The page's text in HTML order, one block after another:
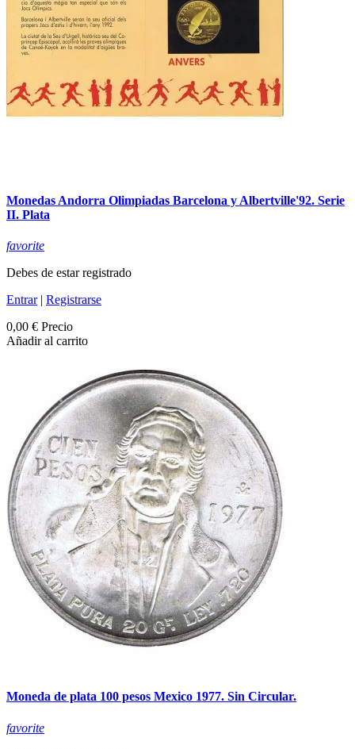
Monedas Andorra Olimpiadas Barcelona y Albertville'92. Serie
II. Plata
favorite
Debes de estar registrado
Entrar| Registrarse
0,00 € Precio
Añadir al carrito
Moneda de plata 100 pesos Mexico 1977. Sin Circular.
favorite